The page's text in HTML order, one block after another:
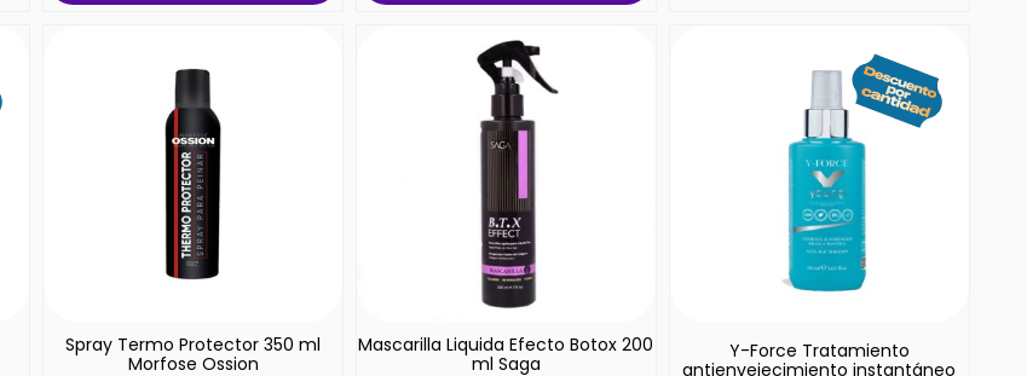
Spray Termo Protector 350 ml
Morfose Ossion
Mascarilla Liquida Efecto Botox 200
ml Saga
Y-Force Tratamiento
antienvejecimiento instantáneo